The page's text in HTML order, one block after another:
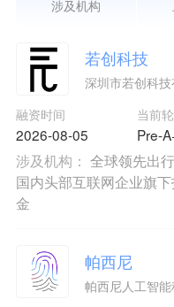
涉及机构
若创科技
深圳市若创科
融资时间
2026-08-05
当前
Pre-
涉及机构： 全球领先出
国内头部互联网企业旗
金
帕西尼
帕西尼人工智